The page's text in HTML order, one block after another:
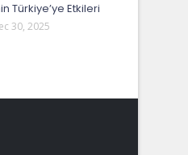
Türkiye’ye Etkileri
30, 2025